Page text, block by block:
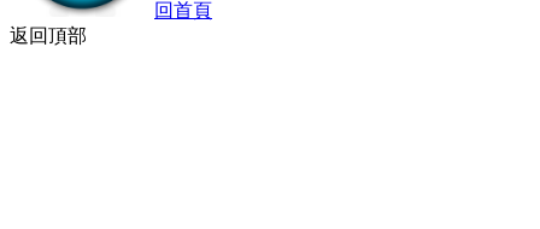
回首頁
返回頂部